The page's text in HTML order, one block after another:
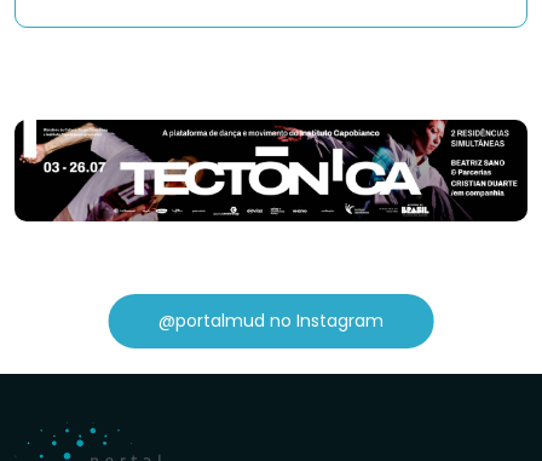
@portalmud no Instagram